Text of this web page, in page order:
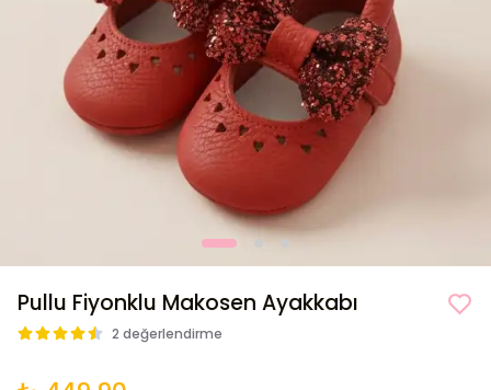
Pullu Fiyonklu Makosen Ayakkabı
2 değerlendirme